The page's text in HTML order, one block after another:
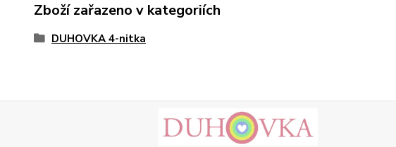
Zboží zařazeno v kategoriích
DUHOVKA 4-nitka